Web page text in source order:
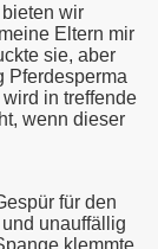
wir
Eltern mir
sie, aber
Pferdesperma
in treffende
wenn dieser
für den
unauffällig
klemmte